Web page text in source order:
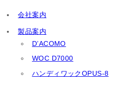
会社案内
製品案内
D’ACOMO
WOC D7000
ハンディワックOPUS-8